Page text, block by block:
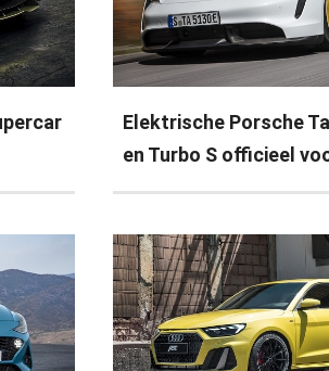
Elektrische Porsche
en Turbo S officieel